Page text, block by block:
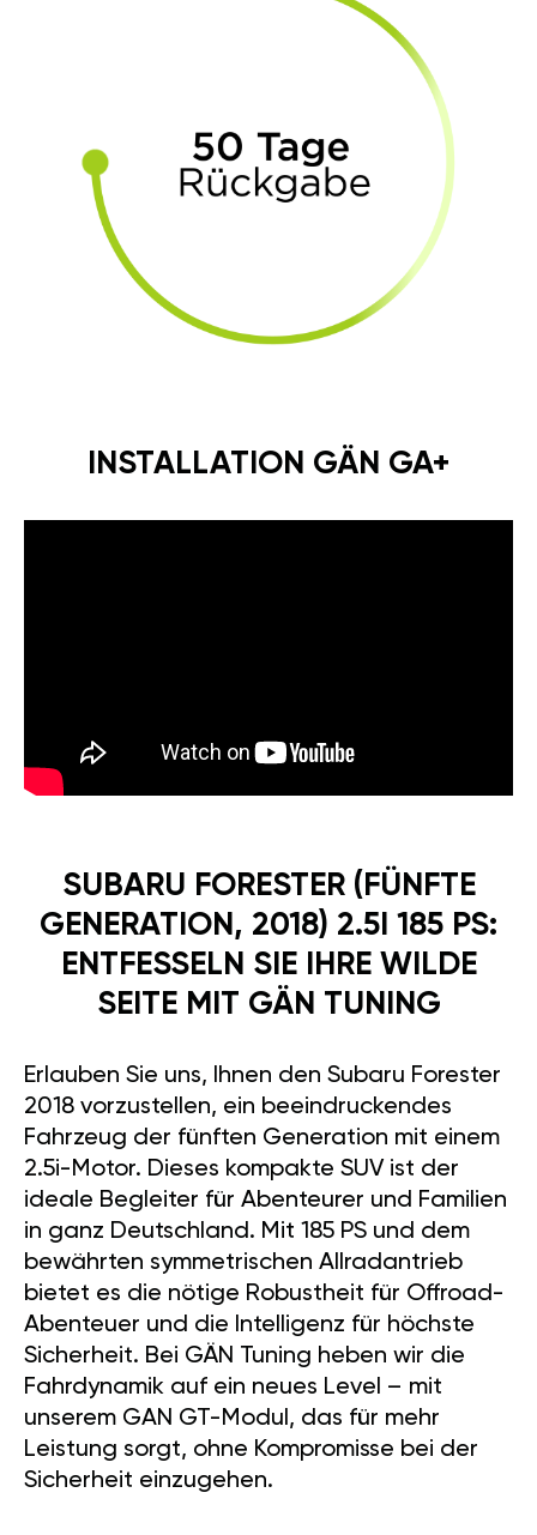
INSTALLATION GÄN GA+
SUBARU FORESTER (FÜNFTE
GENERATION, 2018) 2.5I 185 PS:
ENTFESSELN SIE IHRE WILDE
SEITE MIT GÄN TUNING
Erlauben Sie uns, Ihnen den Subaru Forester
2018 vorzustellen, ein beeindruckendes
Fahrzeug der fünften Generation mit einem
2.5i-Motor. Dieses kompakte SUV ist der
ideale Begleiter für Abenteurer und Familien
in ganz Deutschland. Mit 185 PS und dem
bewährten symmetrischen Allradantrieb
bietet es die nötige Robustheit für Offroad-
Abenteuer und die Intelligenz für höchste
Sicherheit. Bei GÄN Tuning heben wir die
Fahrdynamik auf ein neues Level – mit
unserem GAN GT-Modul, das für mehr
Leistung sorgt, ohne Kompromisse bei der
Sicherheit einzugehen.